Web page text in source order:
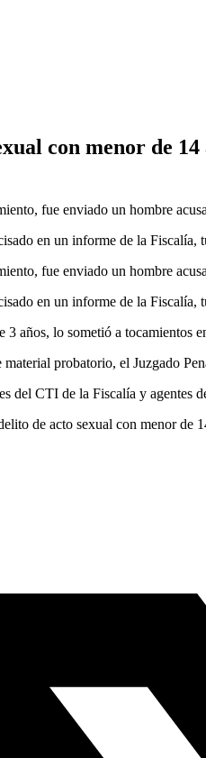
con menor de
fue enviado un hombre
en un informe de la
fue enviado un hombre
en un informe de la
años, lo sometió a tocamientos
probatorio, el Juzgado
del CTI de la Fiscalía y
de acto sexual con menor de